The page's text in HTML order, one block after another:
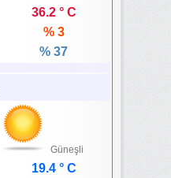
36.2 ° C
% 3
% 37
Güneşli
19.4 ° C